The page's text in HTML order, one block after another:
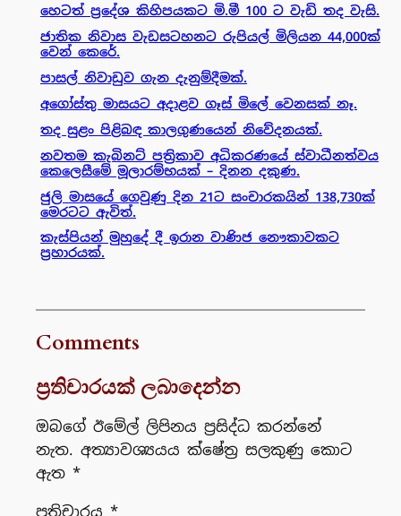
හෙටත් ප්‍රදේශ කිහිපයකට මි.මී 100 ට වැඩි තද වැසි.
ජාතික නිවාස වැඩසටහනට රුපියල් මිලියන 44,000ක්
වෙන් කෙරේ.
පාසල් නිවාඩුව ගැන දැනුම්දීමක්.
අගෝස්තු මාසයට අදාළව ගෑස් මිලේ වෙනසක් නෑ.
තද සුළං පිළිබඳ කාලගුණයෙන් නිවේදනයක්.
නවතම කැබිනට් පත්‍රිකාව අධිකරණයේ ස්වාධීනත්වය
කෙලෙසීමේ මූලාරම්භයක් – දිනන දකුණ.
ජුලි මාසයේ ගෙවුණු දින 21ට සංචාරකයින් 138,730ක්
මෙරටට ඇවිත්.
කැස්පියන් මුහුදේ දී ඉරාන වාණිජ නෞකාවකට
ප්‍රහාරයක්.
Comments
ප්‍රතිචාරයක් ලබාදෙන්න
ඔබගේ ඊමේල් ලිපිනය ප්‍රසිද්ධ කරන්නේ
නැත. අත්‍යාවශ්‍යයය ක්ෂේත්‍ර සලකුණු කොට
ඇත *
ප්‍රතිචාරය *